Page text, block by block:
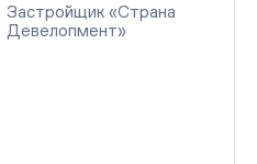
Застройщик «Страна
Девелопмент»